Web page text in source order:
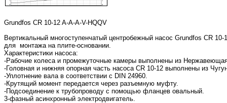
Grundfos CR 10-12 A-A-A-V-HQQV
Вертикальный многоступенчатый центробежный насос Grundfos CR
для монтажа на плите-основании.
Характеристики насоса:
-Рабочие колеса и промежуточные камеры выполнены из
-Головная и нижняя опорная часть насоса CR 10-12 выполнены из
-Уплотнение вала в соответствии с DIN 24960.
-Крутящий момент передается через разъемную муфту.
-Подсоединение к трубопроводу с помощью фланцев овальный.
3-фазный асинхронный электродвигатель.